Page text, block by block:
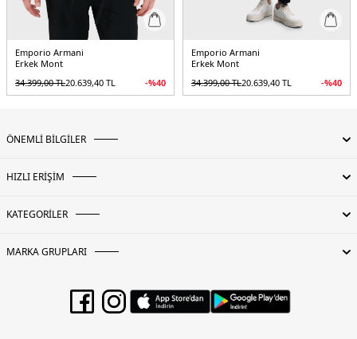
Emporio Armani
Erkek Mont
34.399,00TL20.639,40 TL -%40
Emporio Armani
Erkek Mont
34.399,00TL20.639,40 TL -%40
ÖNEMLİ BİLGİLER
HIZLI ERİŞİM
KATEGORİLER
MARKA GRUPLARI